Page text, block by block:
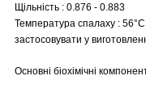
Щільність : 0.876 - 0.883
Температура спалаху :
застосовувати у
Основні біохімічні